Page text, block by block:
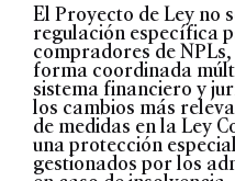
El Proyecto de Ley no
regulación específica
compradores de
forma coordinada
sistema financiero y
los cambios más
de medidas en la Ley
una protección
gestionados por los